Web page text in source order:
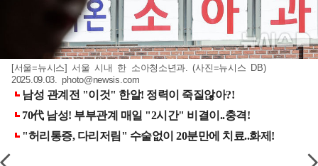
[서울=뉴시스] 서울 시내 한 소아청소년과. (사진=뉴시스 DB)
2025.09.03.photo@newsis.com